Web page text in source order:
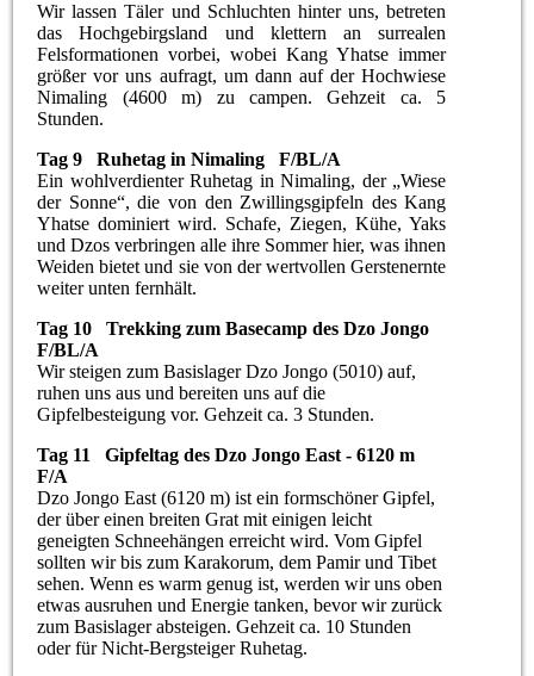
Wir lassen Täler und Schluchten hinter uns, betreten
das Hochgebirgsland und klettern an surrealen
Felsformationen vorbei, wobei Kang Yhatse immer
größer vor uns aufragt, um dann auf der Hochwiese
Nimaling (4600 m) zu campen. Gehzeit ca. 5
Stunden.
Tag 9 Ruhetag in Nimaling F/BL/A
Ein wohlverdienter Ruhetag in Nimaling, der „Wiese
der Sonne“, die von den Zwillingsgipfeln des Kang
Yhatse dominiert wird. Schafe, Ziegen, Kühe, Yaks
und Dzos verbringen alle ihre Sommer hier, was ihnen
Weiden bietet und sie von der wertvollen Gerstenernte
weiter unten fernhält.
Tag 10 Trekking zum Basecamp des Dzo Jongo
F/BL/A
Wir steigen zum Basislager Dzo Jongo (5010) auf,
ruhen uns aus und bereiten uns auf die
Gipfelbesteigung vor. Gehzeit ca. 3 Stunden.
Tag 11 Gipfeltag des Dzo Jongo East - 6120 m
F/A
Dzo Jongo East (6120 m) ist ein formschöner Gipfel,
der über einen breiten Grat mit einigen leicht
geneigten Schneehängen erreicht wird. Vom Gipfel
sollten wir bis zum Karakorum, dem Pamir und Tibet
sehen. Wenn es warm genug ist, werden wir uns oben
etwas ausruhen und Energie tanken, bevor wir zurück
zum Basislager absteigen. Gehzeit ca. 10 Stunden
oder für Nicht-Bergsteiger Ruhetag.